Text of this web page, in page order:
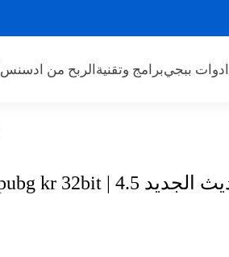
ادوات ببجيبرامج وتقنية الربح من ادسنس